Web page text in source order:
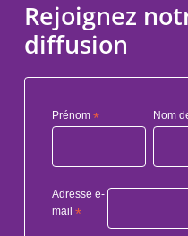
Rejoignez
diffusion
Prénom * Nom
Adresse e-
mail *